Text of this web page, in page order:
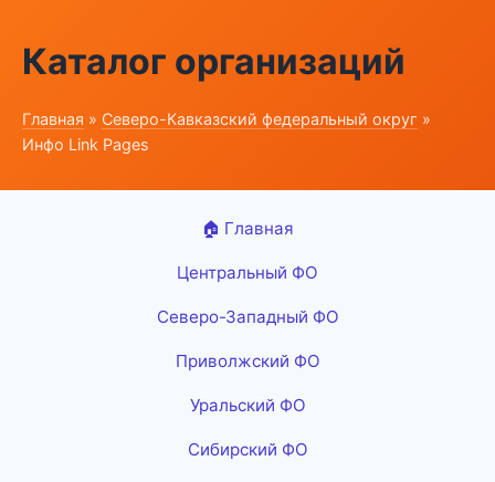
Каталог организаций
Главная » Северо-Кавказский федеральный округ »
Инфо Link Pages
🏠 Главная
Центральный ФО
Северо-Западный ФО
Приволжский ФО
Уральский ФО
Сибирский ФО